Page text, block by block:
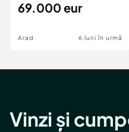
Confort:Lux
Număr Băi:
69.000 eur
Arad 6 luni în urmă
Vinzi și